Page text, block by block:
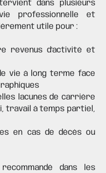
dans plusieurs
professionnelle et
utile pour :
revenus d'activité et
vie à long terme face
lacunes de carrière
travail à temps partiel,
en cas de décès ou
dans les